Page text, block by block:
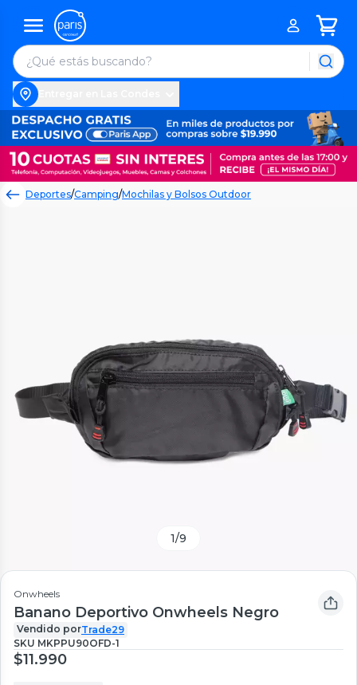
Deportes/Camping/Mochilas y Bolsos Outdoor
1/9
Onwheels
Banano Deportivo Onwheels Negro
Vendido porTrade29
SKU MKPPU90OFD-1
$11.990